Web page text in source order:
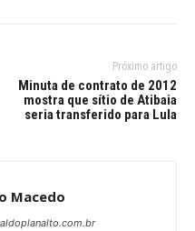
Próximo artigo
Minuta de contrato de 2012
mostra que sítio de Atibaia
seria transferido para Lula
Macedo